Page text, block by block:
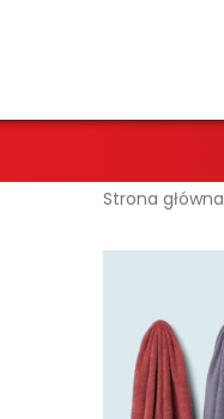
Strona główna